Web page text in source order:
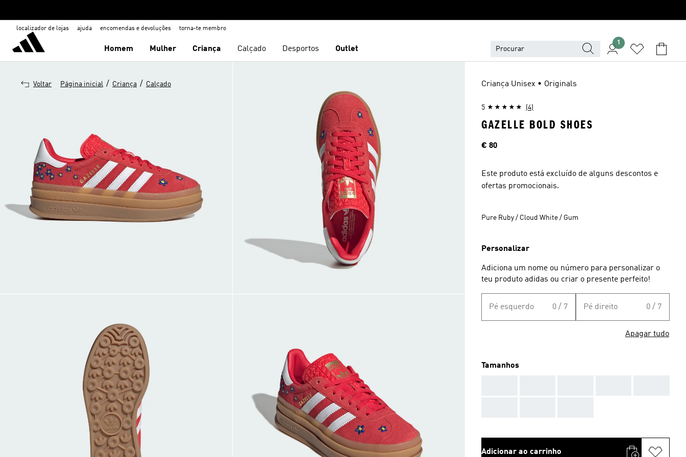
localizador de lojas ajuda encomendas e devoluções torna-te membro
Homem Mulher Criança Calçado Desportos Outlet
1
Voltar Página inicial / Criança / Calçado Criança Unisex • Originals
5 (4)
GAZELLE BOLD SHOES
Preço
€ 80
Este produto está excluído de alguns descontos e
ofertas promocionais.
Pure Ruby / Cloud White / Gum
Personalizar
Adiciona um nome ou número para personalizar o
teu produto adidas ou criar o presente perfeito!
Pé esquerdo 0 / 7 Pé direito 0 / 7
Apagar tudo
Tamanhos
Adicionar ao carrinho